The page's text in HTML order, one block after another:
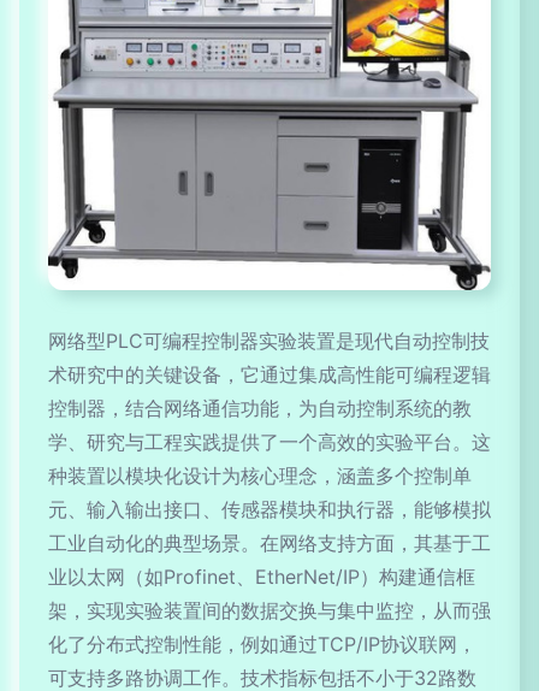
网络型PLC可编程控制器实验装置是现代自动控制技
术研究中的关键设备，它通过集成高性能可编程逻辑
控制器，结合网络通信功能，为自动控制系统的教
学、研究与工程实践提供了一个高效的实验平台。这
种装置以模块化设计为核心理念，涵盖多个控制单
元、输入输出接口、传感器模块和执行器，能够模拟
工业自动化的典型场景。在网络支持方面，其基于工
业以太网（如Profinet、EtherNet/IP）构建通信框
架，实现实验装置间的数据交换与集中监控，从而强
化了分布式控制性能，例如通过TCP/IP协议联网，
可支持多路协调工作。技术指标包括不小于32路数